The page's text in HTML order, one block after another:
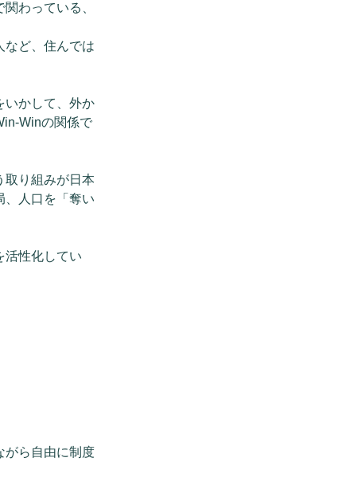
わっている、
など、住んでは
いかして、外か
Winの関係で
取り組みが日本
、人口を「奪い
活性化してい
がら自由に制度